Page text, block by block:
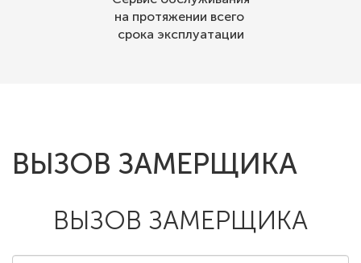
на протяжении всего
срока эксплуатации
ВЫЗОВ ЗАМЕРЩИКА
ВЫЗОВ ЗАМЕРЩИКА